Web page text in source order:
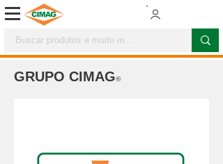
GRUPO CIMAG®